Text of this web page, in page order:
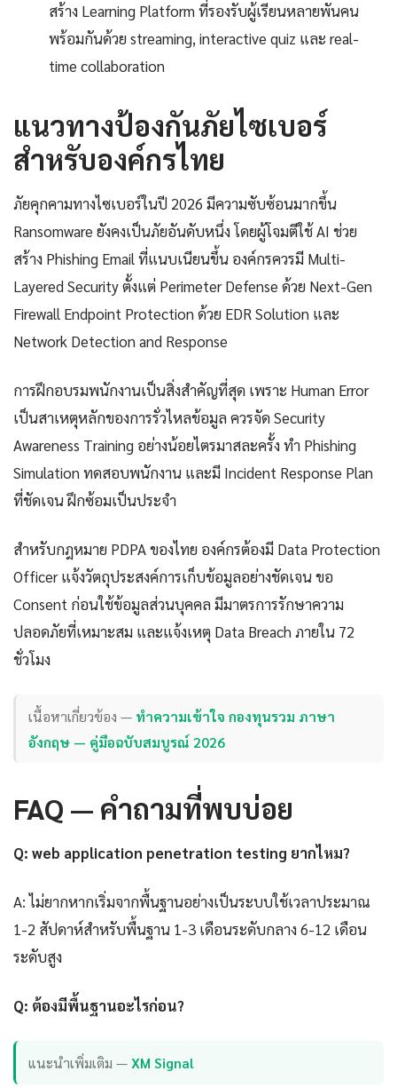
สร้าง Learning Platform ที่รองรับผู้เรียนหลายพันคน
พร้อมกันด้วย streaming, interactive quiz และ real-
time collaboration
แนวทางป้องกันภัยไซเบอร์
สำหรับองค์กรไทย
ภัยคุกคามทางไซเบอร์ในปี 2026 มีความซับซ้อนมากขึ้น
Ransomware ยังคงเป็นภัยอันดับหนึ่ง โดยผู้โจมตีใช้ AI ช่วย
สร้าง Phishing Email ที่แนบเนียนขึ้น องค์กรควรมี Multi-
Layered Security ตั้งแต่ Perimeter Defense ด้วย Next-Gen
Firewall Endpoint Protection ด้วย EDR Solution และ
Network Detection and Response
การฝึกอบรมพนักงานเป็นสิ่งสำคัญที่สุด เพราะ Human Error
เป็นสาเหตุหลักของการรั่วไหลข้อมูล ควรจัด Security
Awareness Training อย่างน้อยไตรมาสละครั้ง ทำ Phishing
Simulation ทดสอบพนักงาน และมี Incident Response Plan
ที่ชัดเจน ฝึกซ้อมเป็นประจำ
สำหรับกฎหมาย PDPA ของไทย องค์กรต้องมี Data Protection
Officer แจ้งวัตถุประสงค์การเก็บข้อมูลอย่างชัดเจน ขอ
Consent ก่อนใช้ข้อมูลส่วนบุคคล มีมาตรการรักษาความ
ปลอดภัยที่เหมาะสม และแจ้งเหตุ Data Breach ภายใน 72
ชั่วโมง
เนื้อหาเกี่ยวข้อง — ทำความเข้าใจ กองทุนรวม ภาษา
อังกฤษ — คู่มือฉบับสมบูรณ์ 2026
FAQ — คำถามที่พบบ่อย
Q: web application penetration testing ยากไหม?
A: ไม่ยากหากเริ่มจากพื้นฐานอย่างเป็นระบบใช้เวลาประมาณ
1-2 สัปดาห์สำหรับพื้นฐาน 1-3 เดือนระดับกลาง 6-12 เดือน
ระดับสูง
Q: ต้องมีพื้นฐานอะไรก่อน?
แนะนำเพิ่มเติม —XM Signal